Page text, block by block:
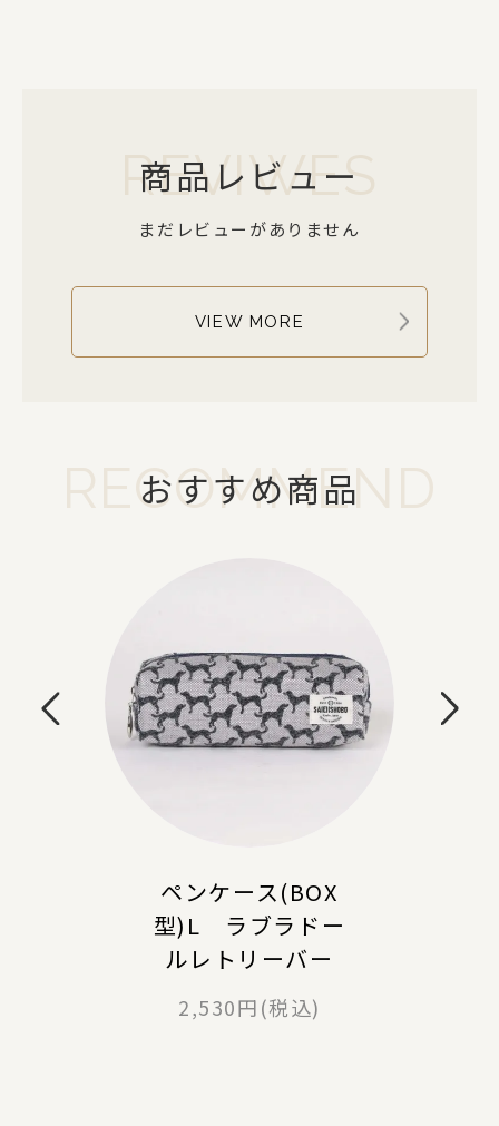
REVIWES
商品レビュー
まだレビューがありません
VIEW MORE
RECOMMEND
おすすめ商品
ペンケース(BOX
型)L ラブラドー
ルレトリーバー
2,530円(税込)